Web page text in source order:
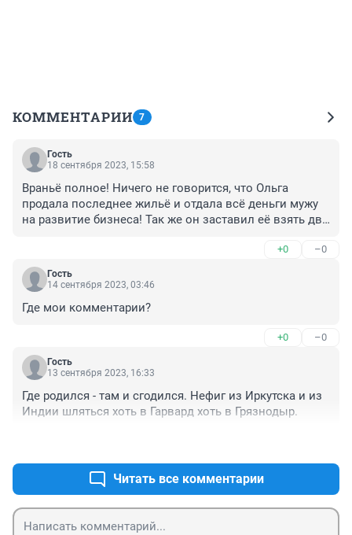
КОММЕНТАРИИ 7
Гость
18 сентября 2023, 15:58
Враньё полное! Ничего не говорится, что Ольга
продала последнее жильё и отдала всё деньги мужу
на развитие бизнеса! Так же он заставил её взять два
унизительного умиления, копейки. Ольга была
хорошей матерью! Нигде не говориться, как ей писала
любовница мужа и изводила её морально, озвучивая
вдвоём. Когда он врал следователю, он не учёл, что
рассказывала, что он ей давал копейки, хотя все
деньги вложенные в бизнес, были её. А вот почему
при расследовании не учли все эти факты, видимо
индусы скинулись на взятку, чтобы не очернить свой
народ. Всех их из страны..
+0 –0
Гость
14 сентября 2023, 03:46
Где мои комментарии?
+0 –0
Гость
13 сентября 2023, 16:33
Где родился - там и сгодился. Нефиг из Иркутска и из
Индии шляться хоть в Гарвард хоть в Грязнодыр.
Читать все комментарии